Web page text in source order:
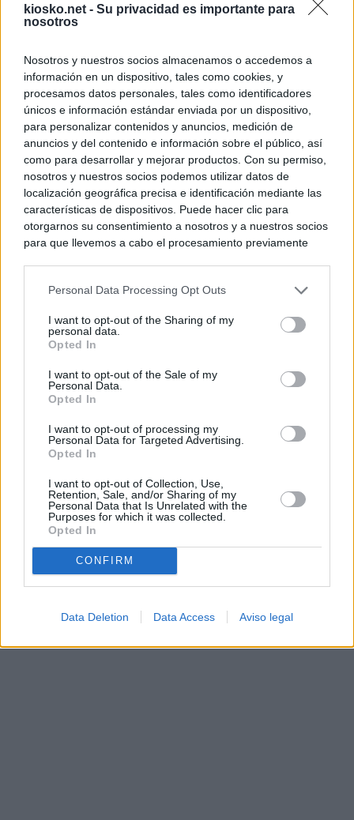
kiosko.net - Su privacidad es importante para
nosotros
Nosotros y nuestros socios almacenamos o accedemos a
información en un dispositivo, tales como cookies, y
procesamos datos personales, tales como identificadores
únicos e información estándar enviada por un dispositivo,
para personalizar contenidos y anuncios, medición de
anuncios y del contenido e información sobre el público, así
como para desarrollar y mejorar productos. Con su permiso,
nosotros y nuestros socios podemos utilizar datos de
localización geográfica precisa e identificación mediante las
características de dispositivos. Puede hacer clic para
otorgarnos su consentimiento a nosotros y a nuestros socios
para que llevemos a cabo el procesamiento previamente
negar su consentimiento. Tenga en cuenta que algún
de su consentimiento, pero usted tiene el derecho de
rechazar tal procesamiento. Sus preferencias se aplicarán
cualquier momento entrando de nuevo en este sitio web o
visitando nuestra política de privacidad.
Personal Data Processing Opt Outs
I want to opt-out of the Sharing of my
personal data.
Opted In
I want to opt-out of the Sale of my
Personal Data.
Opted In
I want to opt-out of processing my
Personal Data for Targeted Advertising.
Opted In
I want to opt-out of Collection, Use,
Retention, Sale, and/or Sharing of my
Personal Data that Is Unrelated with the
Purposes for which it was collected.
Opted In
CONFIRM
Data Deletion Data Access Aviso legal